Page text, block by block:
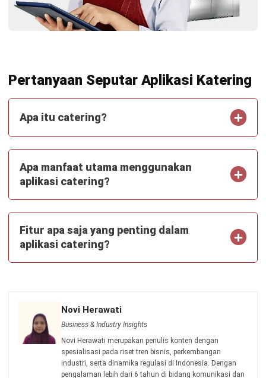
Pesanan Online
Dewi Sartika- 07/05/2024
CATERING
7 Manfaat Aplikasi Purchasing untuk
Jonathan Kurniawan - 27/06/2024
Jalankan Bisnis Lebih Mudah
Bersama HashMicro